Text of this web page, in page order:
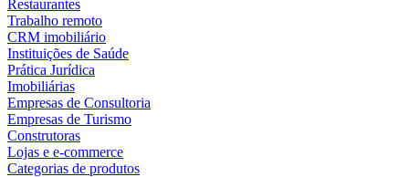
Restaurantes
Trabalho remoto
CRM imobiliário
Instituições de Saúde
Prática Jurídica
Imobiliárias
Empresas de Consultoria
Empresas de Turismo
Construtoras
Lojas e e-commerce
Categorias de produtos